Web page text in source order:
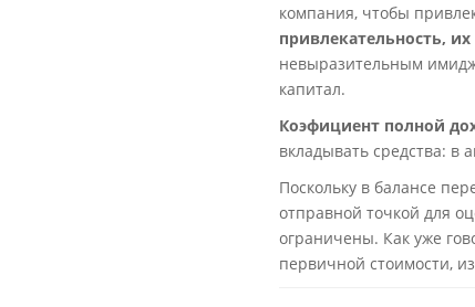
компания, чтобы
привлекательность,
невыразительным
капитал.
Коэфициент полной
вкладывать средства: в
Поскольку в балансе
отправной точкой для
ограничены. Как уже
первичной стоимости,